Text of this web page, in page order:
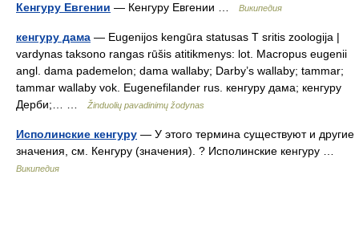
Кенгуру Евгении — Кенгуру Евгении … Википедия
кенгуру дама — Eugenijos kengūra statusas T sritis zoologija |
vardynas taksono rangas rūšis atitikmenys: lot. Macropus eugenii
angl. dama pademelon; dama wallaby; Darby’s wallaby; tammar;
tammar wallaby vok. Eugenefilander rus. кенгуру дама; кенгуру
Дерби;… …
Žinduolių pavadinimų žodynas
Исполинские кенгуру — У этого термина существуют и другие
значения, см. Кенгуру (значения). ? Исполинские кенгуру …
Википедия